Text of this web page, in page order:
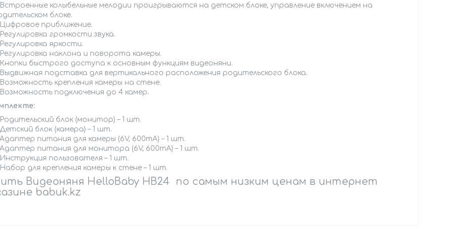
Встроенные колыбельные мелодии проигрываются на детском блоке, управление включением на
блоке.
Цифровое приближение.
Регулировка громкости звука.
Регулировка яркости.
Регулировка наклона и поворота камеры.
Кнопки быстрого доступа к основным функциям видеоняни.
Выдвижная подставка для вертикального расположения родительского блока.
Возможность крепления камеры на стене.
Возможность подключения до 4 камер.
Родительский блок (монитор) – 1 шт.
Детский блок (камера) – 1 шт.
Адаптер питания для камеры (6V, 600mA) – 1 шт.
Адаптер питания для монитора (6V, 600mA) – 1 шт.
Инструкция пользователя – 1 шт.
Набор для крепления камеры к стене – 1 шт.
Видеоняня HelloBaby HB24 по самым низким ценам в интернет
babuk.kz